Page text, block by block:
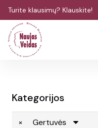
Turite klausimų? Klauskite!
Kategorijos
× Gertuvės